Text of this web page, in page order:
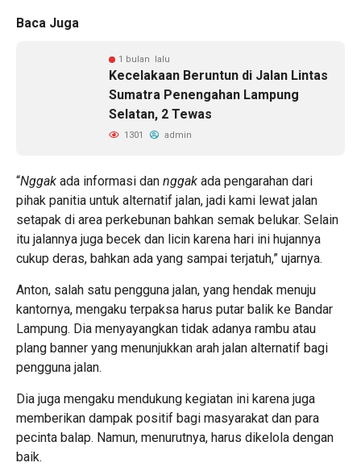
Baca Juga
1 bulan lalu
Kecelakaan Beruntun di Jalan Lintas
Sumatra Penengahan Lampung
Selatan, 2 Tewas
1301 admin
“Nggak ada informasi dan nggak ada pengarahan dari
pihak panitia untuk alternatif jalan, jadi kami lewat jalan
setapak di area perkebunan bahkan semak belukar. Selain
itu jalannya juga becek dan licin karena hari ini hujannya
cukup deras, bahkan ada yang sampai terjatuh,” ujarnya.
Anton, salah satu pengguna jalan, yang hendak menuju
kantornya, mengaku terpaksa harus putar balik ke Bandar
Lampung. Dia menyayangkan tidak adanya rambu atau
plang banner yang menunjukkan arah jalan alternatif bagi
pengguna jalan.
Dia juga mengaku mendukung kegiatan ini karena juga
memberikan dampak positif bagi masyarakat dan para
pecinta balap. Namun, menurutnya, harus dikelola dengan
baik.